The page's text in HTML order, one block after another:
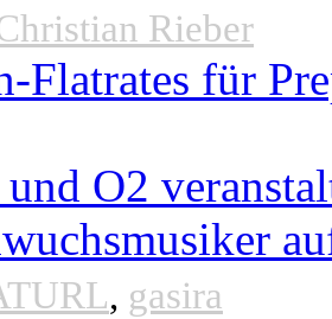
Rieber
Flatrates für
O2
, gasira